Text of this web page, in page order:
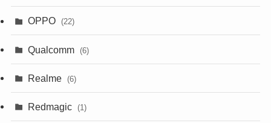
OPPO (22)
Qualcomm (6)
Realme (6)
Redmagic (1)